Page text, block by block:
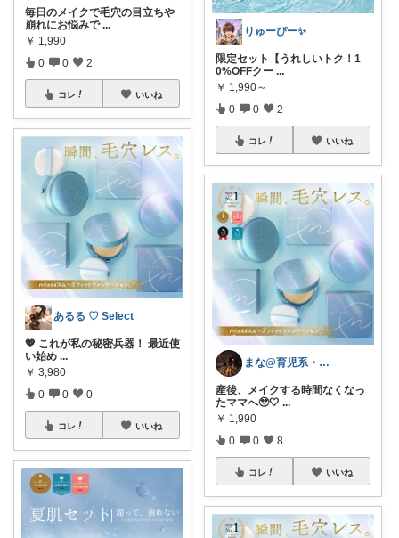
毎日のメイクで毛穴の目立ちや
崩れにお悩みで ...
￥ 1,990
0 0 2
コレ いいね
あるる ♡ Select
💖 これが私の秘密兵器！ 最近使
い始め ...
￥ 3,980
0 0 0
コレ いいね
りゅーぴー✨
限定セット【うれしいトク！1
0%OFFクー ...
￥ 1,990～
0 0 2
コレ いいね
まな@育児系・産後ダイエットと美容
産後、メイクする時間なくなっ
たママへ🥹🤍 ...
￥ 1,990
0 0 8
コレ いいね